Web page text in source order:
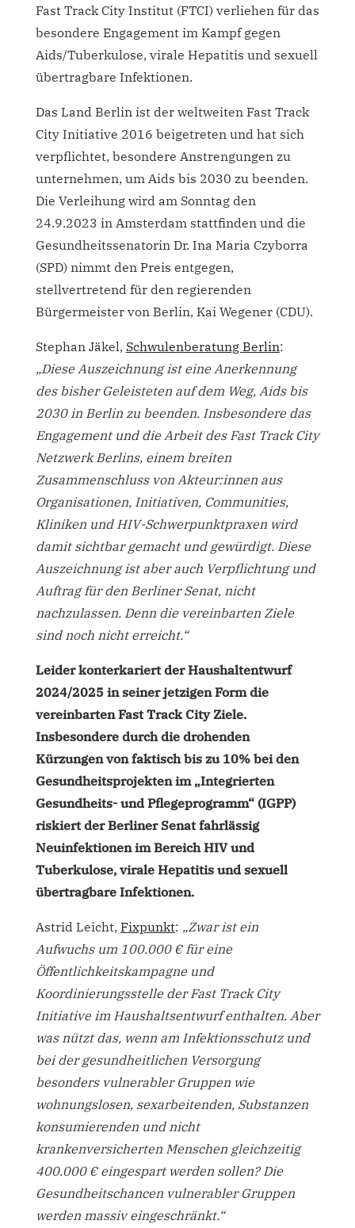
Fast Track City Institut (FTCI) verliehen für das
besondere Engagement im Kampf gegen
Aids/Tuberkulose, virale Hepatitis und sexuell
übertragbare Infektionen.
Das Land Berlin ist der weltweiten Fast Track
City Initiative 2016 beigetreten und hat sich
verpflichtet, besondere Anstrengungen zu
unternehmen, um Aids bis 2030 zu beenden.
Die Verleihung wird am Sonntag den
24.9.2023 in Amsterdam stattfinden und die
Gesundheitssenatorin Dr. Ina Maria Czyborra
(SPD) nimmt den Preis entgegen,
stellvertretend für den regierenden
Bürgermeister von Berlin, Kai Wegener (CDU).
Stephan Jäkel, Schwulenberatung Berlin:
„Diese Auszeichnung ist eine Anerkennung
des bisher Geleisteten auf dem Weg, Aids bis
2030 in Berlin zu beenden. Insbesondere das
Engagement und die Arbeit des Fast Track City
Netzwerk Berlins, einem breiten
Zusammenschluss von Akteur:innen aus
Organisationen, Initiativen, Communities,
Kliniken und HIV-Schwerpunktpraxen wird
damit sichtbar gemacht und gewürdigt. Diese
Auszeichnung ist aber auch Verpflichtung und
Auftrag für den Berliner Senat, nicht
nachzulassen. Denn die vereinbarten Ziele
sind noch nicht erreicht.“
Leider konterkariert der Haushaltentwurf
2024/2025 in seiner jetzigen Form die
vereinbarten Fast Track City Ziele.
Insbesondere durch die drohenden
Kürzungen von faktisch bis zu 10% bei den
Gesundheitsprojekten im „Integrierten
Gesundheits- und Pflegeprogramm“ (IGPP)
riskiert der Berliner Senat fahrlässig
Neuinfektionen im Bereich HIV und
Tuberkulose, virale Hepatitis und sexuell
übertragbare Infektionen.
Astrid Leicht, Fixpunkt: „Zwar ist ein
Aufwuchs um 100.000 € für eine
Öffentlichkeitskampagne und
Koordinierungsstelle der Fast Track City
Initiative im Haushaltsentwurf enthalten. Aber
was nützt das, wenn am Infektionsschutz und
bei der gesundheitlichen Versorgung
besonders vulnerabler Gruppen wie
wohnungslosen, sexarbeitenden, Substanzen
konsumierenden und nicht
krankenversicherten Menschen gleichzeitig
400.000 € eingespart werden sollen? Die
Gesundheitschancen vulnerabler Gruppen
werden massiv eingeschränkt.“